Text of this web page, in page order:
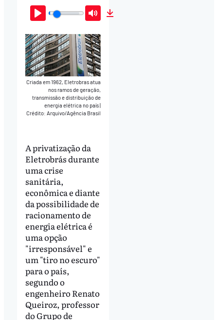
Play Mute
Criada em 1962, Eletrobras atua
nos ramos de geração,
transmissão e distribuição de
energia elétrica no país
Crédito: Arquivo/Agência Brasil
A privatização da
Eletrobrás durante
uma crise
sanitária,
econômica e diante
da possibilidade de
racionamento de
energia elétrica é
uma opção
"irresponsável" e
um "tiro no escuro"
para o país,
segundo o
engenheiro Renato
Queiroz, professor
do Grupo de